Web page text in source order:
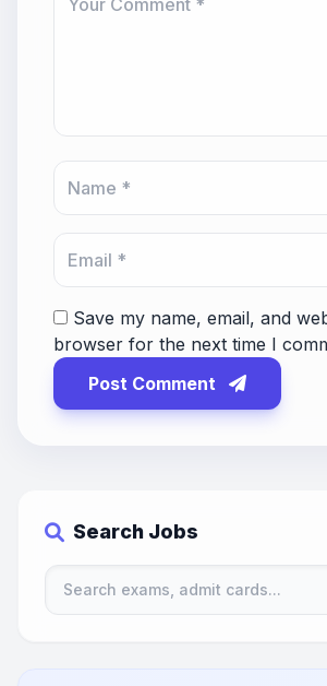
Save my name, email, and
browser for the next time I
Post Comment
Search Jobs